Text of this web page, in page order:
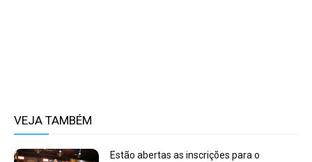
VEJA TAMBÉM
Estão abertas as inscrições para o